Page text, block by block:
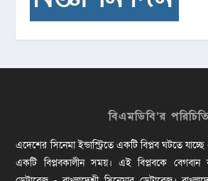
বিএমডিবি’র
এদেশের সিনেমা ইন্ডাস্ট্রিতে একটি বিপ্লব ঘটতে
একটি বিপ্লবকালীন সময়। এই বিপ্লবকে